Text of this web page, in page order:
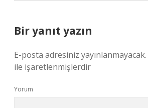
Bir yanıt yazın
E-posta adresiniz yayınlanmayacak.
ile işaretlenmişlerdir
Yorum